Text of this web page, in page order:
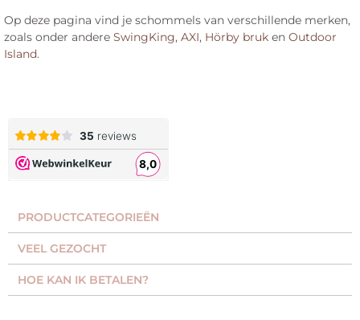
Op deze pagina vind je schommels van verschillende merken,
zoals onder andere SwingKing, AXI, Hörby bruk en Outdoor
Island.
PRODUCTCATEGORIEËN​
VEEL GEZOCHT​
HOE KAN IK BETALEN?